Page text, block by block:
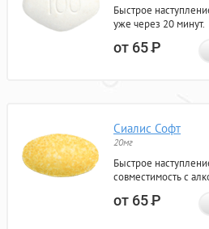
Быстрое
уже через 20 минут.
от 65Р
Сиалис Софт
20мг
Быстрое
совместимость с
от 65Р